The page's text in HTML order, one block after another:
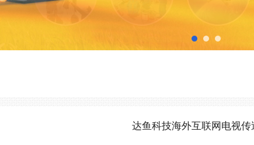
达鱼科技海外互联网电视传